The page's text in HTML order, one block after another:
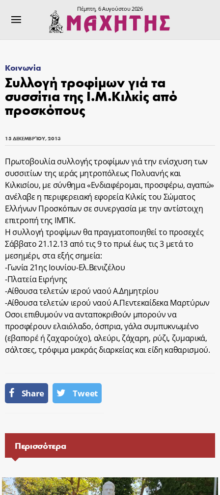
Πέμπτη, 6 Αυγούστου 2026
Κοινωνία
Συλλογή τροφίμων γιά τα
συσσίτια της Ι.Μ.Κιλκίς από
προσκόπους
15 ΔΕΚΕΜΒΡΊΟΥ, 2013
Πρωτοβουλία συλλογής τροφίμων γιά την ενίσχυση των
συσσιτίων της ιεράς μητροπόλεως Πολυανής και
Κιλκισίου, με σύνθημα «Ενδιαφέρομαι, προσφέρω, αγαπώ»
ανέλαβε η περιφερειακή εφορεία Κιλκίς του Σώματος
Ελλήνων Προσκόπων σε συνεργασία με την αντίστοιχη
επιτροπή της ΙΜΠΚ.
Η συλλογή τροφίμων θα πραγματοποιηθεί το προσεχές
Σάββατο 21.12.13 από τις 9 το πρωί έως τις 3 μετά το
μεσημέρι, στα εξής σημεία:
-Γωνία 21ης Ιουνίου-Ελ.Βενιζέλου
-Πλατεία Ειρήνης
-Αίθουσα τελετών ιερού ναού Α.Δημητρίου
-Αίθουσα τελετών ιερού ναού Α.Πεντεκαίδεκα Μαρτύρων
Οσοι επιθυμούν να ανταποκριθούν μπορούν να
προσφέρουν ελαιόλαδο, όσπρια, γάλα συμπυκνωμένο
(εβαπορέ ή ζαχαρούχο), αλεύρι, ζάχαρη, ρύζι, ζυμαρικά,
σάλτσες, τρόφιμα μακράς διαρκείας και είδη καθαρισμού.
Share Tweet
Περισσότερα